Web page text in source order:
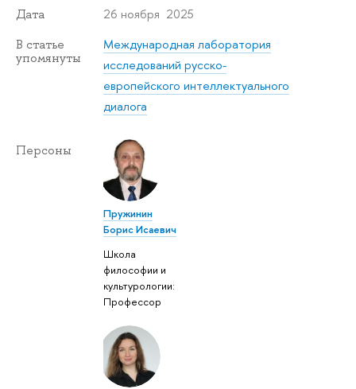
Дата 26 ноября 2025
В статье
упомянуты
Международная лаборатория
исследований русско-
европейского интеллектуального
диалога
Персоны
Пружинин
Борис Исаевич
Школа
философии и
культурологии:
Профессор